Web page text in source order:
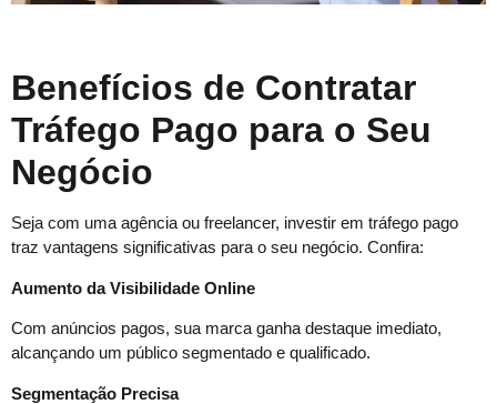
Benefícios de Contratar
Tráfego Pago para o Seu
Negócio
Seja com uma agência ou freelancer, investir em tráfego pago
traz vantagens significativas para o seu negócio. Confira:
Aumento da Visibilidade Online
Com anúncios pagos, sua marca ganha destaque imediato,
alcançando um público segmentado e qualificado.
Segmentação Precisa